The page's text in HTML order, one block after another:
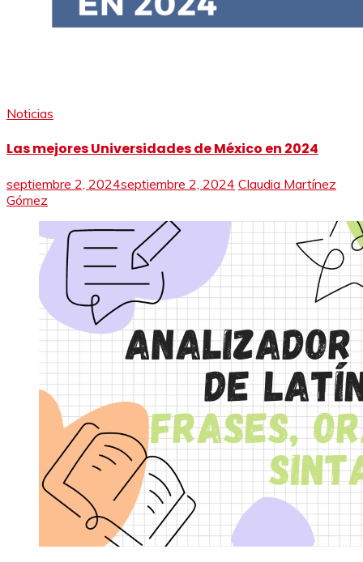
Noticias
Las mejores Universidades de México en 2024
septiembre 2, 2024septiembre 2, 2024 Claudia Martínez
Gómez